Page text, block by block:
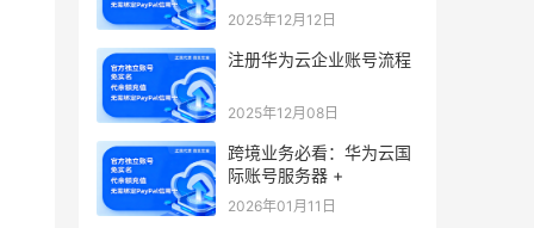
2025年12月12日
注册华为云企业账号流程
2025年12月08日
跨境业务必看：华为云国
际账号服务器 +
2026年01月11日